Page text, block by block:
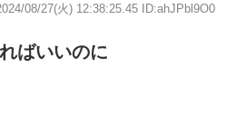
08/27(火) 12:38:25.45 ID:ahJPbl9O0
ばいいのに